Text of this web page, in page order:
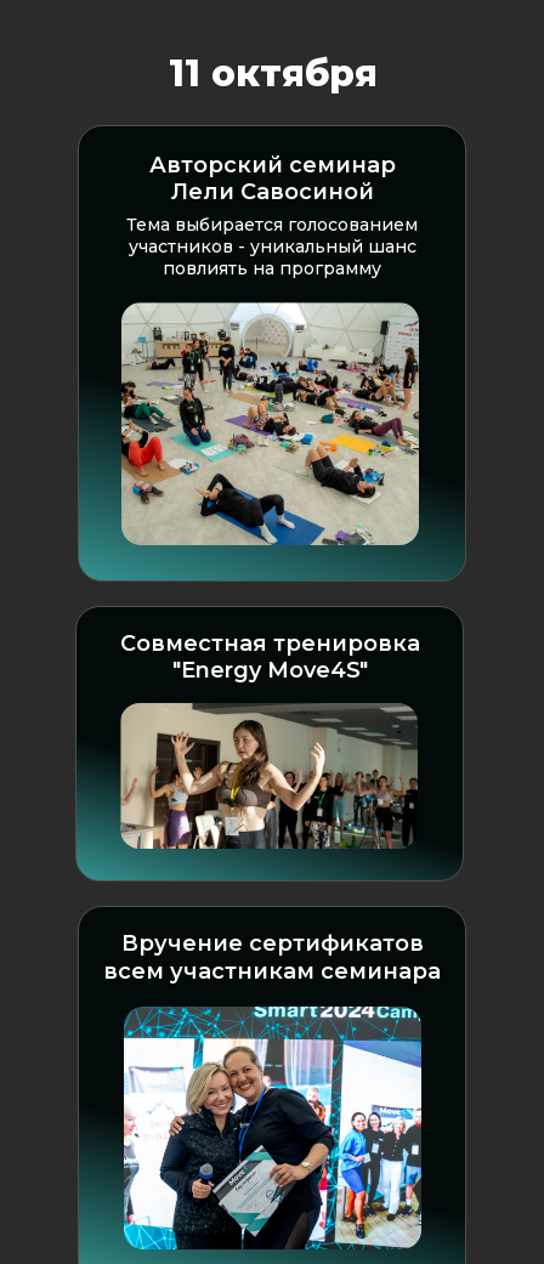
11 октября
Тема выбирается голосованием
участников - уникальный шанс
повлиять на программу
Авторский семинар
Лели Савосиной
Совместная тренировка
"Energy Move4S"
Вручение сертификатов
всем участникам семинара